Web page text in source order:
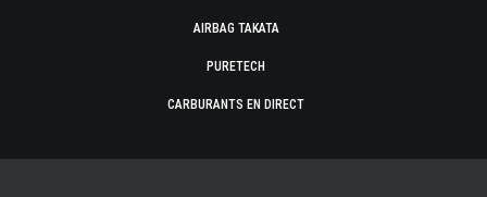
AIRBAG TAKATA
PURETECH
CARBURANTS EN DIRECT